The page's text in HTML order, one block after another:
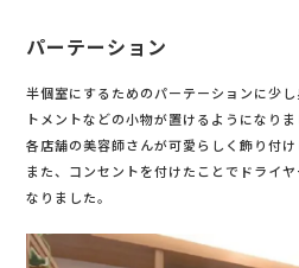
パーテーション
半個室にするためのパーテーションに少
トメントなどの小物が置けるようになりま
各店舗の美容師さんが可愛らしく飾り付け
また、コンセントを付けたことでドライ
なりました。